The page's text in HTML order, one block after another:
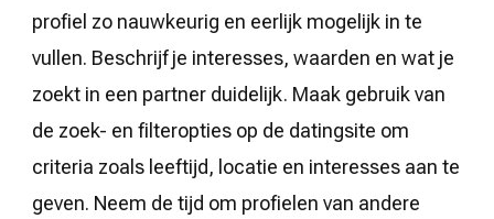
profiel zo nauwkeurig en eerlijk mogelijk in te
vullen. Beschrijf je interesses, waarden en wat je
zoekt in een partner duidelijk. Maak gebruik van
de zoek- en filteropties op de datingsite om
criteria zoals leeftijd, locatie en interesses aan te
geven. Neem de tijd om profielen van andere